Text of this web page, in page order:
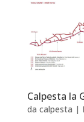
Calpesta la
da calpesta |